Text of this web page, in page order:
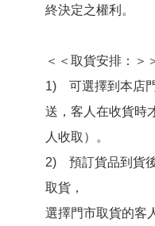
終決定之權利。
＜＜取貨安排：＞
1)　可選擇到本店
送，客人在收貨時
人收取）。
2)　預訂貨品到貨
取貨，
選擇門市取貨的客